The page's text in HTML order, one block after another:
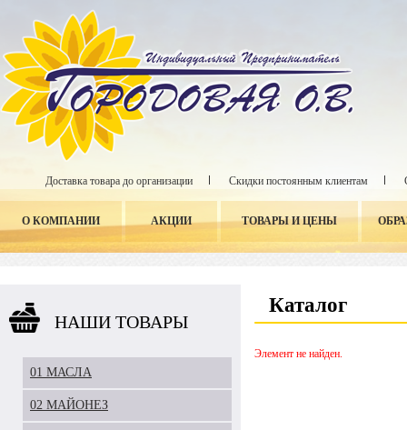
Доставка товара до организации Скидки постоянным клиентам
О КОМПАНИИ АКЦИИ ТОВАРЫ И ЦЕНЫ
НАШИ ТОВАРЫ
01 МАСЛА
02 МАЙОНЕЗ
Каталог
Элемент не найден.